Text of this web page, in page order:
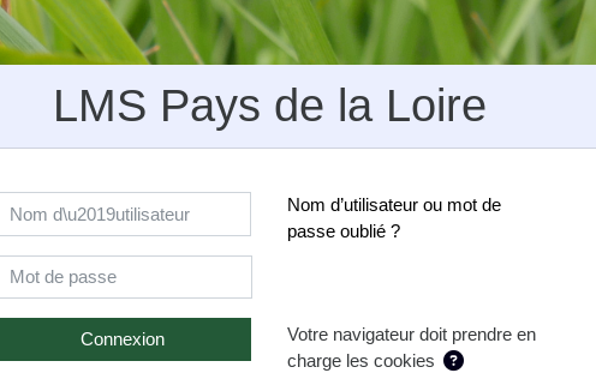
LMS Pays de la Loire
Nom d’utilisateur
Mot de passe
Connexion
Nom d’utilisateur ou mot de
passe oublié ?
Votre navigateur doit prendre en
charge les cookies